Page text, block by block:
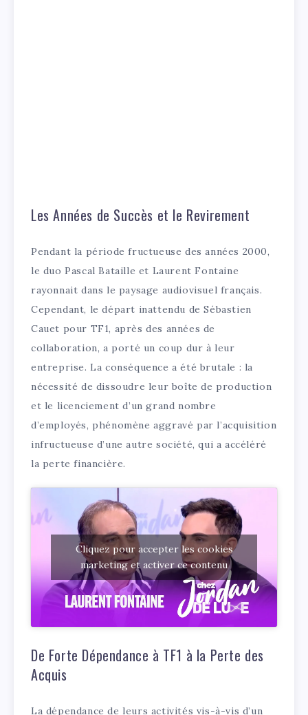
Les Années de Succès et le Revirement
Pendant la période fructueuse des années 2000,
le duo Pascal Bataille et Laurent Fontaine
rayonnait dans le paysage audiovisuel français.
Cependant, le départ inattendu de Sébastien
Cauet pour TF1, après des années de
collaboration, a porté un coup dur à leur
entreprise. La conséquence a été brutale : la
nécessité de dissoudre leur boîte de production
et le licenciement d’un grand nombre
d’employés, phénomène aggravé par l’acquisition
infructueuse d’une autre société, qui a accéléré
la perte financière.
Cliquez pour accepter les cookies
marketing et activer ce contenu
De Forte Dépendance à TF1 à la Perte des
Acquis
La dépendance de leurs activités vis-à-vis d’un